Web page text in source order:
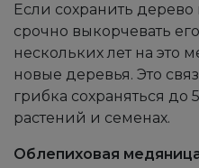
Если сохранить
срочно выкорчевать
нескольких лет на это
новые деревья. Это
грибка сохраняться до
растений и семенах.
Облепиховая